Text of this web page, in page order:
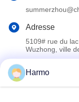
Adresse
5109# rue du
Wuzhong, ville
Harmo